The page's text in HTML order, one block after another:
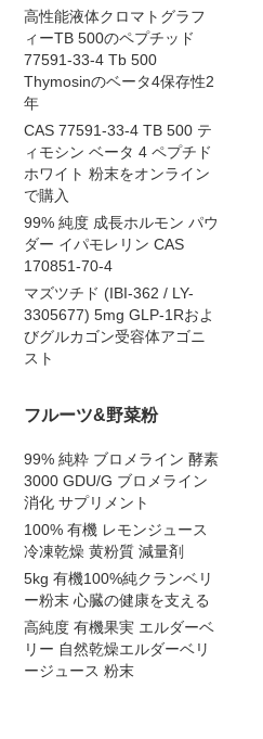
高性能液体クロマトグラフ
ィーTB 500のペプチッド
77591-33-4 Tb 500
Thymosinのベータ4保存性2
年
CAS 77591-33-4 TB 500 テ
ィモシン ベータ 4 ペプチド
ホワイト 粉末をオンライン
で購入
99% 純度 成長ホルモン パウ
ダー イパモレリン CAS
170851-70-4
マズツチド (IBI-362 / LY-
3305677) 5mg GLP-1Rおよ
びグルカゴン受容体アゴニ
スト
フルーツ&野菜粉
99% 純粋 ブロメライン 酵素
3000 GDU/G ブロメライン
消化 サプリメント
100% 有機 レモンジュース
冷凍乾燥 黄粉質 減量剤
5kg 有機100%純クランベリ
ー粉末 心臓の健康を支える
高純度 有機果実 エルダーベ
リー 自然乾燥エルダーベリ
ージュース 粉末